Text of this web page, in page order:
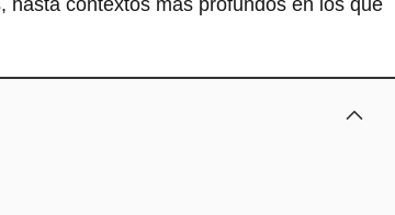
hasta contextos más profundos en los que